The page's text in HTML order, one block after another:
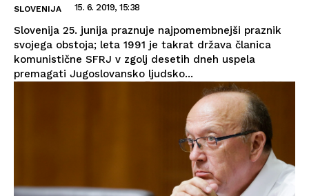
SLOVENIJA 15. 6. 2019, 15:38
Slovenija 25. junija praznuje najpomembnejši praznik
svojega obstoja; leta 1991 je takrat država članica
komunistične SFRJ v zgolj desetih dneh uspela
premagati Jugoslovansko ljudsko...